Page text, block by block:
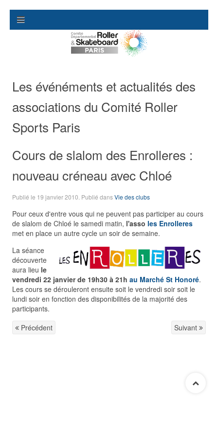
Les événéments et actualités des
associations du Comité Roller
Sports Paris
Cours de slalom des Enrolleres :
nouveau créneau avec Chloé
Publié le 19 janvier 2010 . Publié dansVie des clubs
Pour ceux d'entre vous qui ne peuvent pas participer au cours
de slalom de Chloé le samedi matin, l'asso les Enrolleres
met en place un autre cycle un soir de semaine.
La séance
découverte
aura lieu le
vendredi 22 janvier de 19h30 à 21h au Marché St Honoré.
Les cours se dérouleront ensuite soit le vendredi soir soit le
lundi soir en fonction des disponibilités de la majorité des
participants.
Précédent
Suivant